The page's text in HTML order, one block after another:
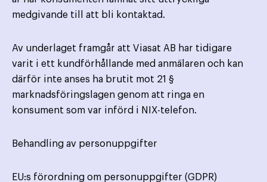
medgivande till att bli kontaktad.
Av underlaget framgår att Viasat AB har tidigare
varit i ett kundförhållande med anmälaren och kan
därför inte anses ha brutit mot 21 §
marknadsföringslagen genom att ringa en
konsument som var införd i NIX-telefon.
Behandling av personuppgifter
EU:s förordning om personuppgifter (GDPR)